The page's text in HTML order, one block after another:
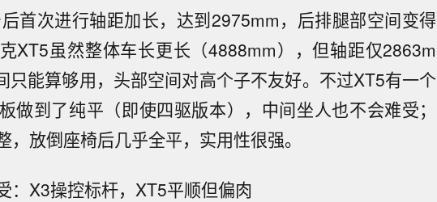
首次进行轴距加长，达到2975mm，后排腿部空间变得
XT5虽然整体车长更长（4888mm），但轴距仅2863m
只能算够用，头部空间对高个子不友好。不过XT5有一个
做到了纯平（即使四驱版本），中间坐人也不会难受；
，放倒座椅后几乎全平，实用性很强。
：X3操控标杆，XT5平顺但偏肉